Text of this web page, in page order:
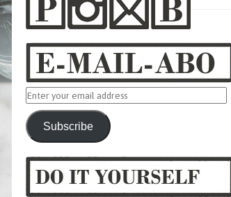
Enter
your
email
address
Subscribe